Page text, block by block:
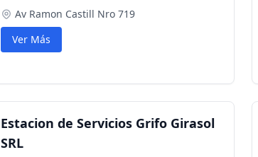
Av Ramon Castill Nro 719
Ver Más
Estacion de Servicios Grifo Girasol
SRL